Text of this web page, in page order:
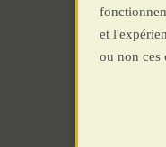
et
ou non ces